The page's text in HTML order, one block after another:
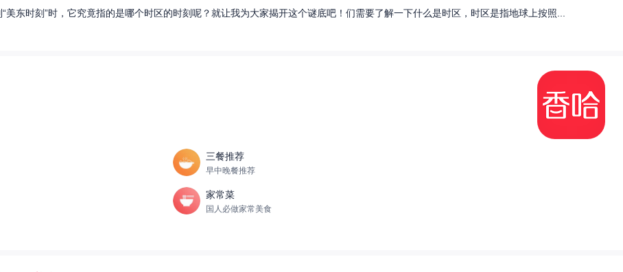
东时刻”时，它究竟指的是哪个时区的时刻呢？就让我为大家揭开这个谜底吧！们需要了解一下什么是时区，时区是指地球上按照...
三餐推荐
早中晚餐推荐
家常菜
国人必做家常美食